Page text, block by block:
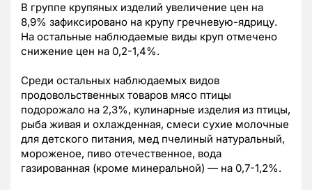
В группе крупяных изделий увеличение цен на
8,9% зафиксировано на крупу гречневую-ядрицу.
На остальные наблюдаемые виды круп отмечено
снижение цен на 0,2-1,4%.
Среди остальных наблюдаемых видов
продовольственных товаров мясо птицы
подорожало на 2,3%, кулинарные изделия из птицы,
рыба живая и охлажденная, смеси сухие молочные
для детского питания, мед пчелиный натуральный,
мороженое, пиво отечественное, вода
газированная (кроме минеральной) — на 0,7-1,2%.